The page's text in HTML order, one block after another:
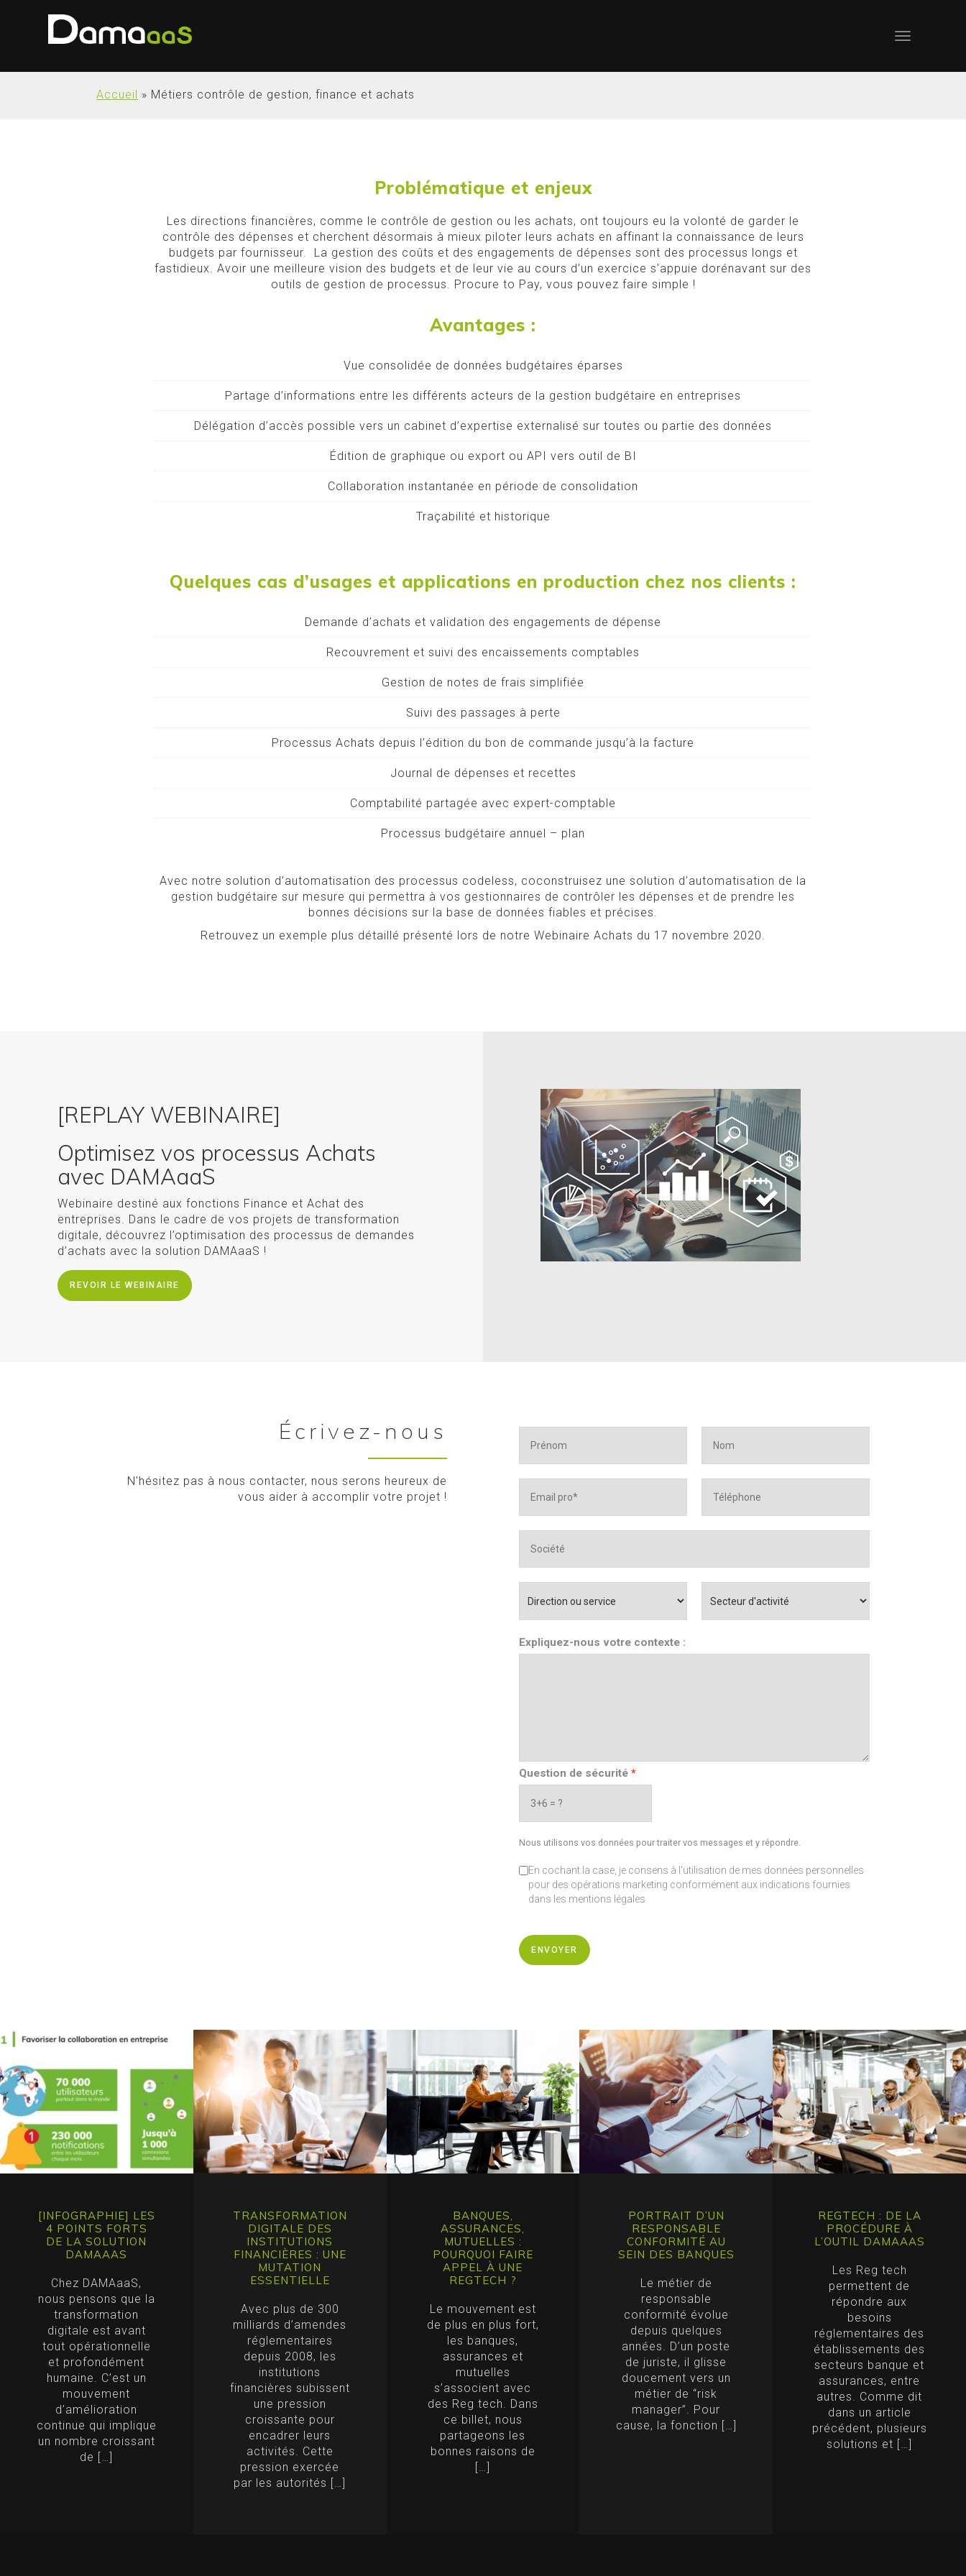
Accueil » Métiers contrôle de gestion, finance et achats
Problématique et enjeux
Les directions financières, comme le contrôle de gestion ou les achats, ont toujours eu la volonté de garder le
contrôle des dépenses et cherchent désormais à mieux piloter leurs achats en affinant la connaissance de leurs
budgets par fournisseur. La gestion des coûts et des engagements de dépenses sont des processus longs et
fastidieux. Avoir une meilleure vision des budgets et de leur vie au cours d’un exercice s’appuie dorénavant sur des
outils de gestion de processus. Procure to Pay, vous pouvez faire simple !
Avantages :
Vue consolidée de données budgétaires éparses
Partage d’informations entre les différents acteurs de la gestion budgétaire en entreprises
Délégation d’accès possible vers un cabinet d’expertise externalisé sur toutes ou partie des données
Édition de graphique ou export ou API vers outil de BI
Collaboration instantanée en période de consolidation
Traçabilité et historique
Quelques cas d’usages et applications en production chez nos clients :
Demande d’achats et validation des engagements de dépense
Recouvrement et suivi des encaissements comptables
Gestion de notes de frais simplifiée
Suivi des passages à perte
Processus Achats depuis l’édition du bon de commande jusqu’à la facture
Journal de dépenses et recettes
Comptabilité partagée avec expert-comptable
Processus budgétaire annuel – plan
Avec notre solution d’automatisation des processus codeless, coconstruisez une solution d’automatisation de la
gestion budgétaire sur mesure qui permettra à vos gestionnaires de contrôler les dépenses et de prendre les
bonnes décisions sur la base de données fiables et précises.
Retrouvez un exemple plus détaillé présenté lors de notre Webinaire Achats du 17 novembre 2020.
[REPLAY WEBINAIRE]
Optimisez vos processus Achats
avec DAMAaaS
Webinaire destiné aux fonctions Finance et Achat des
entreprises. Dans le cadre de vos projets de transformation
digitale, découvrez l’optimisation des processus de demandes
d’achats avec la solution DAMAaaS !
REVOIR LE WEBINAIRE
Écrivez-nous
N'hésitez pas à nous contacter, nous serons heureux de
vous aider à accomplir votre projet !
Expliquez-nous votre contexte :
Question de sécurité
Nous utilisons vos données pour traiter vos messages et y répondre.
En cochant la case, je consens à l'utilisation de mes données personnelles
pour des opérations marketing conformément aux indications fournies
dans les mentions légales
ENVOYER
[INFOGRAPHIE] LES
4 POINTS FORTS
DE LA SOLUTION
DAMAAAS
Chez DAMAaaS,
nous pensons que la
transformation
digitale est avant
tout opérationnelle
et profondément
humaine. C’est un
mouvement
d’amélioration
continue qui implique
un nombre croissant
de […]
TRANSFORMATION
DIGITALE DES
INSTITUTIONS
FINANCIÈRES : UNE
MUTATION
ESSENTIELLE
Avec plus de 300
milliards d’amendes
réglementaires
depuis 2008, les
institutions
financières subissent
une pression
croissante pour
encadrer leurs
activités. Cette
pression exercée
par les autorités […]
BANQUES,
ASSURANCES,
MUTUELLES :
POURQUOI FAIRE
APPEL À UNE
REGTECH ?
Le mouvement est
de plus en plus fort,
les banques,
assurances et
mutuelles
s’associent avec
des Reg tech. Dans
ce billet, nous
partageons les
bonnes raisons de
[…]
PORTRAIT D’UN
RESPONSABLE
CONFORMITÉ AU
SEIN DES BANQUES
Le métier de
responsable
conformité évolue
depuis quelques
années. D’un poste
de juriste, il glisse
doucement vers un
métier de “risk
manager”. Pour
cause, la fonction […]
REGTECH : DE LA
PROCÉDURE À
L’OUTIL DAMAAAS
Les Reg tech
permettent de
répondre aux
besoins
réglementaires des
établissements des
secteurs banque et
assurances, entre
autres. Comme dit
dans un article
précédent, plusieurs
solutions et […]